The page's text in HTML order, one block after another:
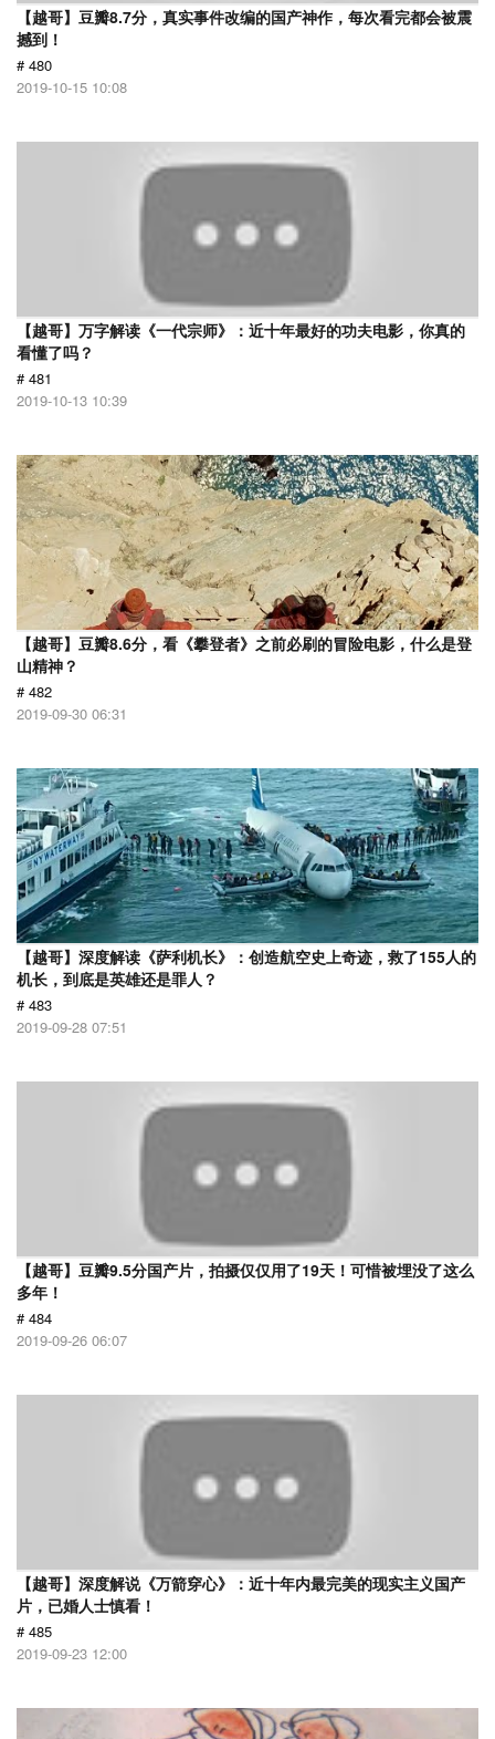
【越哥】豆瓣8.7分，真实事件改编的国产神作，每次看完都会被震
撼到！
# 480
2019-10-15 10:08
【越哥】万字解读《一代宗师》：近十年最好的功夫电影，你真的
看懂了吗？
# 481
2019-10-13 10:39
【越哥】豆瓣8.6分，看《攀登者》之前必刷的冒险电影，什么是登
山精神？
# 482
2019-09-30 06:31
【越哥】深度解读《萨利机长》：创造航空史上奇迹，救了155人的
机长，到底是英雄还是罪人？
# 483
2019-09-28 07:51
【越哥】豆瓣9.5分国产片，拍摄仅仅用了19天！可惜被埋没了这么
多年！
# 484
2019-09-26 06:07
【越哥】深度解说《万箭穿心》：近十年内最完美的现实主义国产
片，已婚人士慎看！
# 485
2019-09-23 12:00